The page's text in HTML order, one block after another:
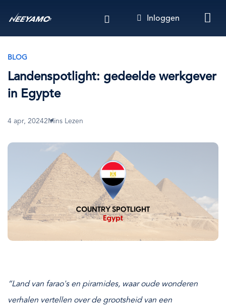
Inloggen
BLOG
Landenspotlight: gedeelde werkgever
in Egypte
4 apr, 20242Mins Lezen
Afbeelding
“Land van farao's en piramides, waar oude wonderen
verhalen vertellen over de grootsheid van een